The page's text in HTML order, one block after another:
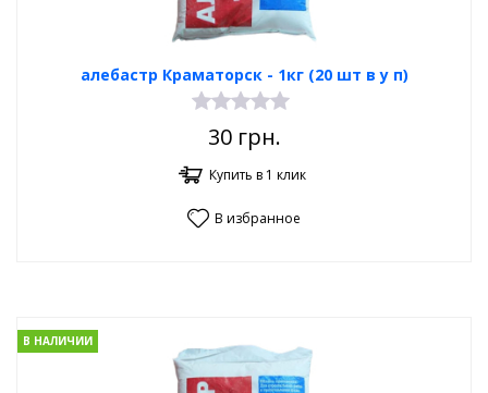
алебастр Краматорск - 1кг (20 шт в у п)
30грн.
Купить в 1 клик
В избранное
В НАЛИЧИИ